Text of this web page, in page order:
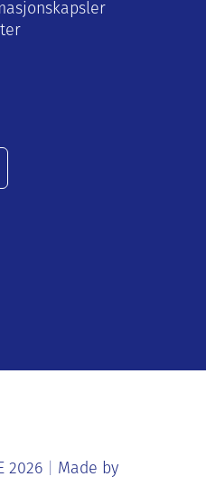
2026
Made by